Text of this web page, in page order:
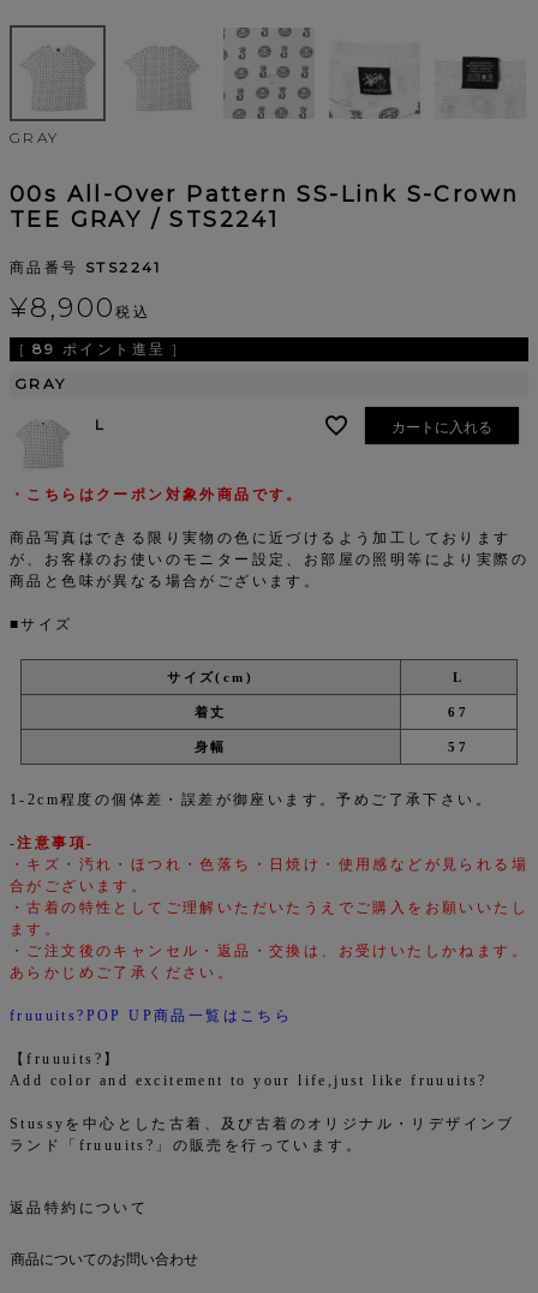
GRAY
00s All-Over Pattern SS-Link S-Crown
TEE GRAY / STS2241
商品番号 STS2241
¥8,900税込
[ 89 ポイント進呈 ]
GRAY
L カートに入れる
・こちらはクーポン対象外商品です。
商品写真はできる限り実物の色に近づけるよう加工しております
が、お客様のお使いのモニター設定、お部屋の照明等により実際の
商品と色味が異なる場合がございます。
■サイズ
サイズ(cm) L
着丈 67
身幅 57
1-2cm程度の個体差・誤差が御座います。予めご了承下さい。
-注意事項-
・キズ・汚れ・ほつれ・色落ち・日焼け・使用感などが見られる場
合がございます。
・古着の特性としてご理解いただいたうえでご購入をお願いいたし
ます。
・ご注文後のキャンセル・返品・交換は、お受けいたしかねます。
あらかじめご了承ください。
fruuuits?POP UP商品一覧はこちら
【fruuuits?】
Add color and excitement to your life,just like fruuuits?
Stussyを中心とした古着、及び古着のオリジナル・リデザインブ
ランド「fruuuits?」の販売を行っています。
返品特約について
商品についてのお問い合わせ